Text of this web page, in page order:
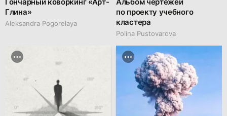
Гончарный коворкинг «Арт-
Глина»
Aleksandra Pogorelaya
Альбом чертежей
по проекту учебного
кластера
Polina Pustovarova